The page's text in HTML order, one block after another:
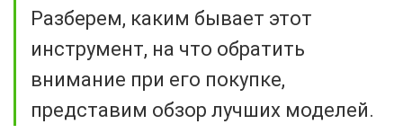
Разберем, каким бывает этот
инструмент, на что обратить
внимание при его покупке,
представим обзор лучших моделей.